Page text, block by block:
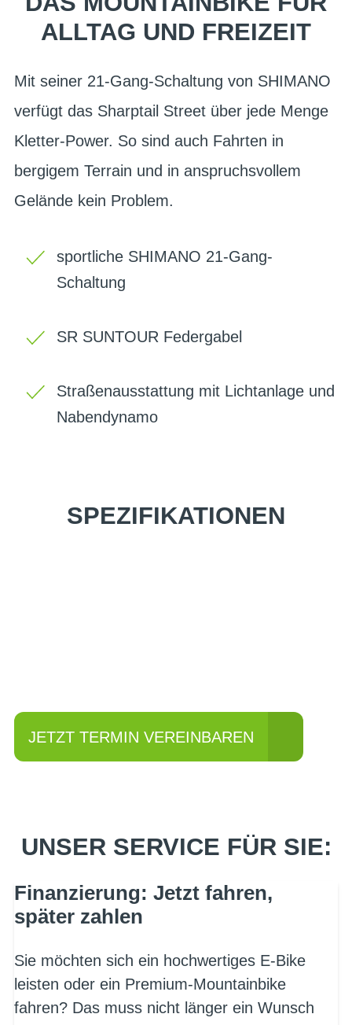
ALLTAG UND FREIZEIT
Mit seiner 21-Gang-Schaltung von SHIMANO
verfügt das Sharptail Street über jede Menge
Kletter-Power. So sind auch Fahrten in
bergigem Terrain und in anspruchsvollem
Gelände kein Problem.
sportliche SHIMANO 21-Gang-
Schaltung
SR SUNTOUR Federgabel
Straßenausstattung mit Lichtanlage und
Nabendynamo
SPEZIFIKATIONEN
JETZT TERMIN VEREINBAREN
UNSER SERVICE FÜR SIE:
Finanzierung: Jetzt fahren,
später zahlen
Sie möchten sich ein hochwertiges E-Bike
leisten oder ein Premium-Mountainbike
fahren? Das muss nicht länger ein Wunsch